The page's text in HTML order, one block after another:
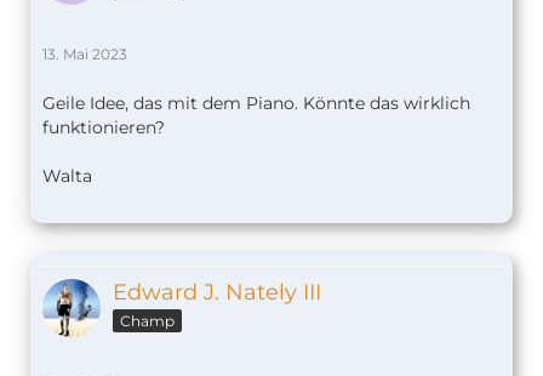
13. Mai 2023
Geile Idee, das mit dem Piano. Könnte das wirklich
funktionieren?
Walta
Edward J. Nately III
Champ